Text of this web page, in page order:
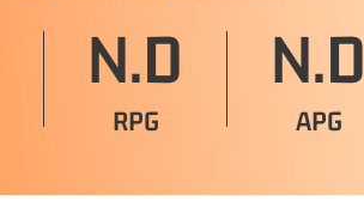
N.D
RPG
N.D
APG